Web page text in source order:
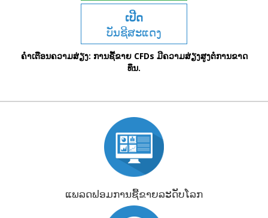
ເປີດ
ບັນຊີສະແດງ
(Demo)
ຄໍາເຕືອນຄວາມສ່ຽງ: ການຊື້ຂາຍ CFDs ມີຄວາມສ່ຽງສູງຕໍ່ການຂາດ
ທຶນ.
ແພລດຟອມການຊື້ຂາຍລະດັບໂລກ